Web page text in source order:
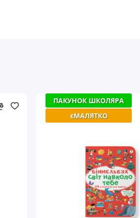
ПАКУНОК ШКОЛЯРА
єМАЛЯТКО
ПАКУНОК ШКОЛЯРА
єМАЛЯТКО